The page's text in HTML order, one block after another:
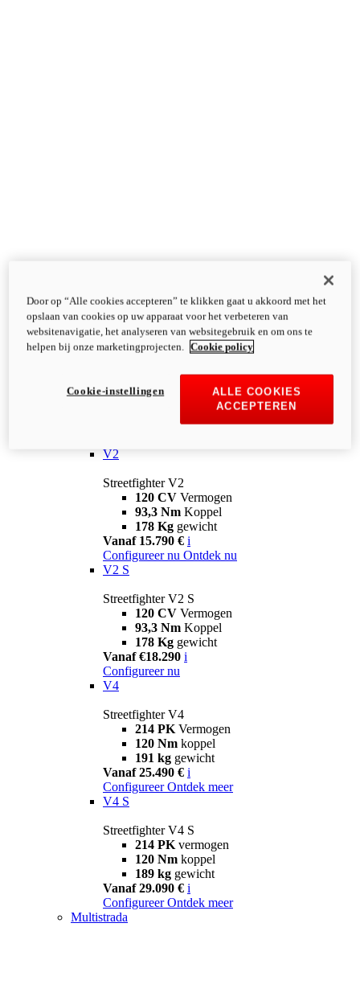
V2
Streetfighter V2
120 CV Vermogen
93,3 Nm Koppel
178 Kg gewicht
Vanaf 15.790 € i
Configureer nu Ontdek nu
V2 S
Streetfighter V2 S
120 CV Vermogen
93,3 Nm Koppel
178 Kg gewicht
Vanaf €18.290 i
Configureer nu
V4
Streetfighter V4
214 PK Vermogen
120 Nm koppel
191 kg gewicht
Vanaf 25.490 € i
Configureer Ontdek meer
V4 S
Streetfighter V4 S
214 PK vermogen
120 Nm koppel
189 kg gewicht
Vanaf 29.090 € i
Configureer Ontdek meer
Multistrada
Door op “Alle cookies accepteren” te klikken gaat u akkoord met het
opslaan van cookies op uw apparaat voor het verbeteren van
websitenavigatie, het analyseren van websitegebruik en om ons te
helpen bij onze marketingprojecten.
Cookie policy
ALLE COOKIES
ACCEPTEREN
Cookie-instellingen